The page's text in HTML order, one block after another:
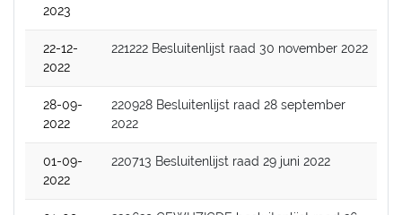
2023
22-12-
2022
221222 Besluitenlijst raad 30 november 2022
28-09-
2022
220928 Besluitenlijst raad 28 september
2022
01-09-
2022
220713 Besluitenlijst raad 29 juni 2022